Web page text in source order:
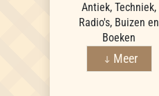
Antiek, Techniek,
Radio's, Buizen en
Boeken
Meer